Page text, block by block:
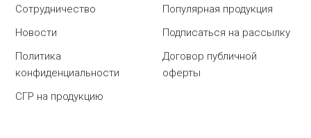
Сотрудничество
Популярная продукция
Новости
Подписаться на рассылку
Политика
конфиденциальности
Договор публичной
оферты
СГР на продукцию